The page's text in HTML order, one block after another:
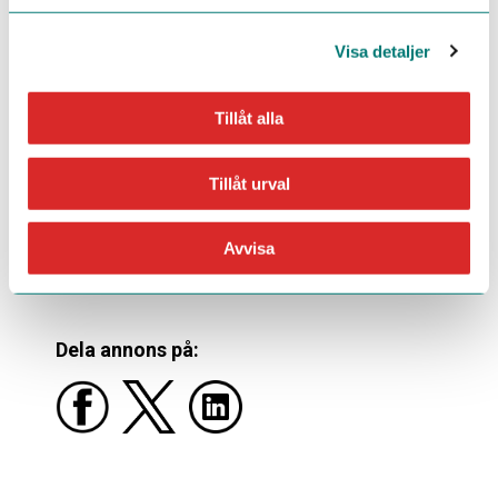
Visa detaljer
Tillåt alla
Tillåt urval
Avvisa
some of the most natural-sounding synthetic
Neural Network models, and we offer both SaaS
and on-premise solutions.
With over 20 years of experience, we are
pioneers in voice technology—and our vision is to
make digital content accessible to everyone.
Sök detta jobb
Dela annons på: